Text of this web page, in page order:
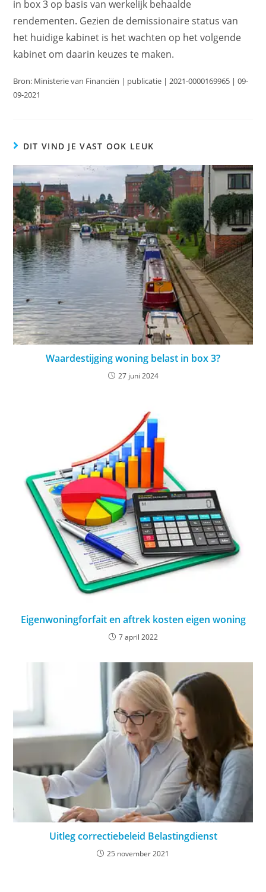
in box 3 op basis van werkelijk behaalde
rendementen. Gezien de demissionaire status van
het huidige kabinet is het wachten op het volgende
kabinet om daarin keuzes te maken.
Bron: Ministerie van Financiën | publicatie | 2021-0000169965 | 09-
09-2021
DIT VIND JE VAST OOK LEUK
Waardestijging woning belast in box 3?
27 juni 2024
Eigenwoningforfait en aftrek kosten eigen woning
7 april 2022
Uitleg correctiebeleid Belastingdienst
25 november 2021